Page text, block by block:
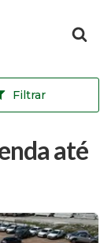
Filtrar
até